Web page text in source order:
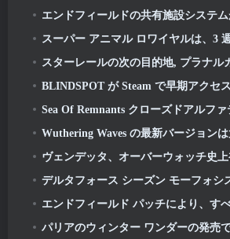
エンドフィールドの共有施設システムがプレ
スーパー アニマル ロワイヤルは、3 週間にわたるスーパー ホー
スターレールの次の目的地, プラナル
BLINDSPOT が Steam で早期アクセ
Sea Of Remnants クローズドアルフ
Wuthering Waves の最新バージョンは大幅な伝承の削除と
ヴェンデッタ、オーバーウォッチ史上初の 1 年にわたるストーリーでタロンを取り戻す (「2」は
デルタフォース シーズン モーフォシスが新しいマップをもたらす, モード,
エンドフィールド パッチにより、すべてのプレイヤーに好みの 6 つ星キ
パリアのウィンター ワンダーの発売で旧正月を祝いましょう: